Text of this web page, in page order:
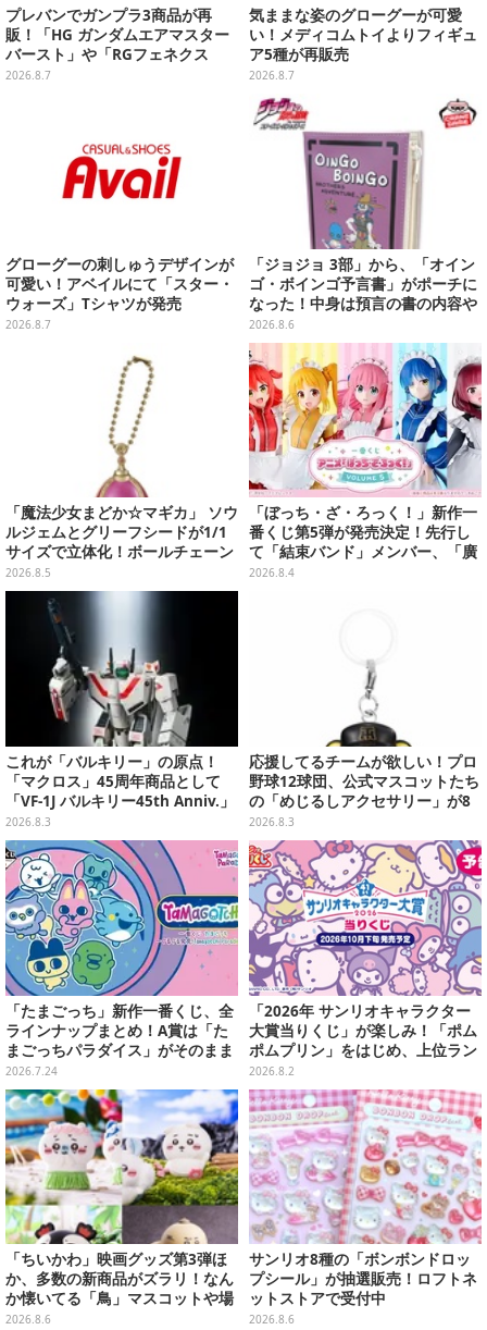
プレバンでガンプラ3商品が再
販！「HG ガンダムエアマスター
バースト」や「RGフェネクス
（ナラティブVer.）」も
2026.8.7
気ままな姿のグローグーが可愛
い！メディコムトイよりフィギュ
ア5種が再販売
2026.8.7
グローグーの刺しゅうデザインが
可愛い！アベイルにて「スター・
ウォーズ」Tシャツが発売
2026.8.7
「ジョジョ 3部」から、「オイン
ゴ・ボインゴ予言書」がポーチに
なった！中身は預言の書の内容や
アニメ総柄デザインをプリント
2026.8.6
「魔法少女まどか☆マギカ」 ソウ
ルジェムとグリーフシードが1/1
サイズで立体化！ボールチェーン
を外せばフィギュアとして飾れる
ガシャポン全6種
2026.8.5
「ぼっち・ざ・ろっく！」新作一
番くじ第5弾が発売決定！先行し
て「結束バンド」メンバー、「廣
井きくり」のメイド衣装フィギュ
2026.8.4
これが「バルキリー」の原点！
「マクロス」45周年商品として
「VF-1J バルキリー45th Anniv.」
が予約開始
2026.8.3
応援してるチームが欲しい！プロ
野球12球団、公式マスコットたち
の「めじるしアクセサリー」が8
月第2週より再販
2026.8.3
「たまごっち」新作一番くじ、全
ラインナップまとめ！A賞は「た
まごっちパラダイス」がそのまま
ビッグサイズになったアラームク
ロック
2026.7.24
「2026年 サンリオキャラクター
大賞当りくじ」が楽しみ！「ポム
ポムプリン」をはじめ、上位ラン
クインが登場するスペシャル企画
2026.8.2
「ちいかわ」映画グッズ第3弾ほ
か、多数の新商品がズラリ！なん
か懐いてる「鳥」マスコットや場
面写アイテムなど必見のラインナ
2026.8.6
サンリオ8種の「ボンボンドロッ
プシール」が抽選販売！ロフトネ
ットストアで受付中
2026.8.6